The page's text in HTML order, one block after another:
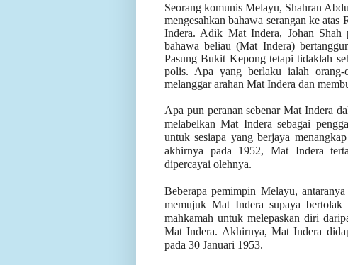
Seorang komunis Melayu, Shahran
mengesahkan bahawa serangan ke
Indera. Adik Mat Indera, Johan Shah
bahawa beliau (Mat Indera)
Pasung Bukit Kepong tetapi tidaklah
polis. Apa yang berlaku ialah orang-
melanggar arahan Mat Indera dan
Apa pun peranan sebenar Mat Indera
melabelkan Mat Indera sebagai
untuk sesiapa yang berjaya
akhirnya pada 1952, Mat Indera
dipercayai olehnya.
Beberapa pemimpin Melayu,
memujuk Mat Indera supaya bertolak
mahkamah untuk melepaskan diri
Mat Indera. Akhirnya, Mat Indera
pada 30 Januari 1953.